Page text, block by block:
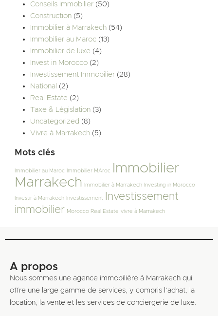
Conseils immobilier (50)
Construction (5)
Immobilier à Marrakech (54)
Immobilier au Maroc (13)
Immobilier de luxe (4)
Invest in Morocco (2)
Investissement Immobilier (28)
National (2)
Real Estate (2)
Taxe & Législation (3)
Uncategorized (8)
Vivre à Marrakech (5)
Mots clés
Immobilier au Maroc Immobilier MAroc
Immobilier
Marrakech
Immobilier à Marrakech Investing in Morocco
Investir à Marrakech Investissement
Investissement
immobilier Morocco Real Estate vivre à Marrakech
A propos
Nous sommes une agence immobilière à Marrakech qui
offre une large gamme de services, y compris l’achat, la
location, la vente et les services de conciergerie de luxe.